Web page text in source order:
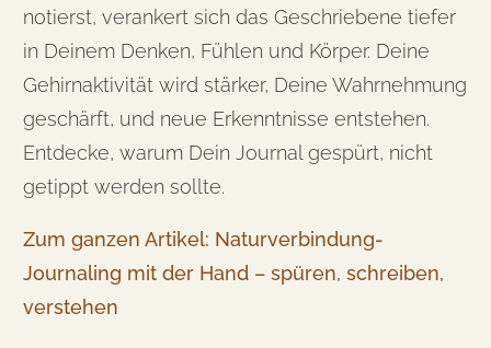
notierst, verankert sich das Geschriebene tiefer
in Deinem Denken, Fühlen und Körper. Deine
Gehirnaktivität wird stärker, Deine Wahrnehmung
geschärft, und neue Erkenntnisse entstehen.
Entdecke, warum Dein Journal gespürt, nicht
getippt werden sollte.
Zum ganzen Artikel: Naturverbindung-
Journaling mit der Hand – spüren, schreiben,
verstehen